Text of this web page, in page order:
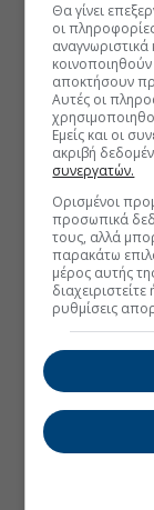
Θα γίνει
οι
αποκτήσουν
Αυτές οι
Εμείς και οι
ακριβή
συνεργατών.
Ορισμένοι
προσωπικά
τους, αλλά
παρακάτω
μέρος αυτής
ρυθμίσεις